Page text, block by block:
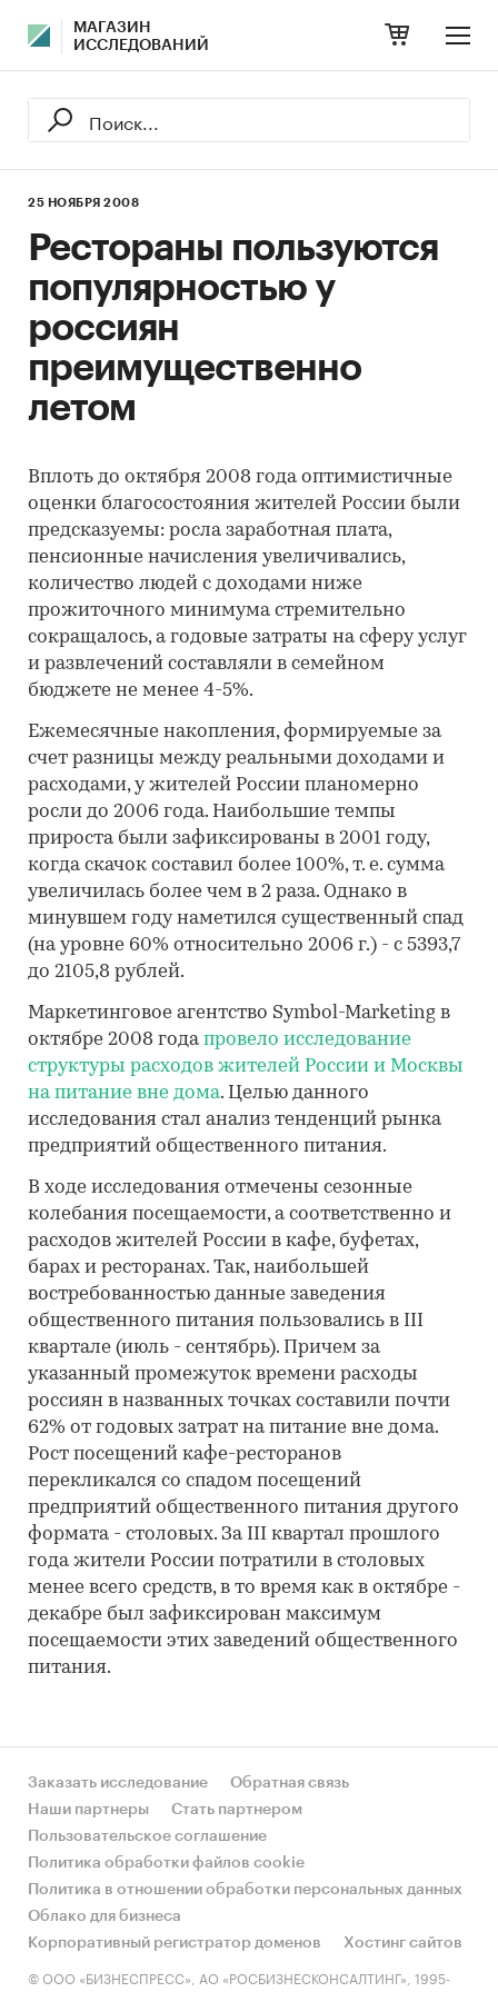
МАГАЗИН
ИССЛЕДОВАНИЙ
25 НОЯБРЯ 2008
Рестораны пользуются
популярностью у
россиян
преимущественно
летом
Вплоть до октября 2008 года оптимистичные
оценки благосостояния жителей России были
предсказуемы: росла заработная плата,
пенсионные начисления увеличивались,
количество людей с доходами ниже
прожиточного минимума стремительно
сокращалось, а годовые затраты на сферу услуг
и развлечений составляли в семейном
бюджете не менее 4-5%.
Ежемесячные накопления, формируемые за
счет разницы между реальными доходами и
расходами, у жителей России планомерно
росли до 2006 года. Наибольшие темпы
прироста были зафиксированы в 2001 году,
когда скачок составил более 100%, т. е. сумма
увеличилась более чем в 2 раза. Однако в
минувшем году наметился существенный спад
(на уровне 60% относительно 2006 г.) - с 5393,7
до 2105,8 рублей.
Маркетинговое агентство Symbol-Marketing в
октябре 2008 годапровело исследование
структуры расходов жителей России и Москвы
на питание вне дома. Целью данного
исследования стал анализ тенденций рынка
предприятий общественного питания.
В ходе исследования отмечены сезонные
колебания посещаемости, а соответственно и
расходов жителей России в кафе, буфетах,
барах и ресторанах. Так, наибольшей
востребованностью данные заведения
общественного питания пользовались в III
квартале (июль - сентябрь). Причем за
указанный промежуток времени расходы
россиян в названных точках составили почти
62% от годовых затрат на питание вне дома.
Рост посещений кафе-ресторанов
перекликался со спадом посещений
предприятий общественного питания другого
формата - столовых. За III квартал прошлого
года жители России потратили в столовых
менее всего средств, в то время как в октябре -
декабре был зафиксирован максимум
посещаемости этих заведений общественного
питания.
Заказать исследование
Обратная связь
Наши партнеры
Стать партнером
Пользовательское соглашение
Политика обработки файлов cookie
Политика в отношении обработки персональных данных
Облако для бизнеса
Корпоративный регистратор доменов
Хостинг сайтов
© ООО «БИЗНЕСПРЕСС», АО «РОСБИЗНЕСКОНСАЛТИНГ», 1995-